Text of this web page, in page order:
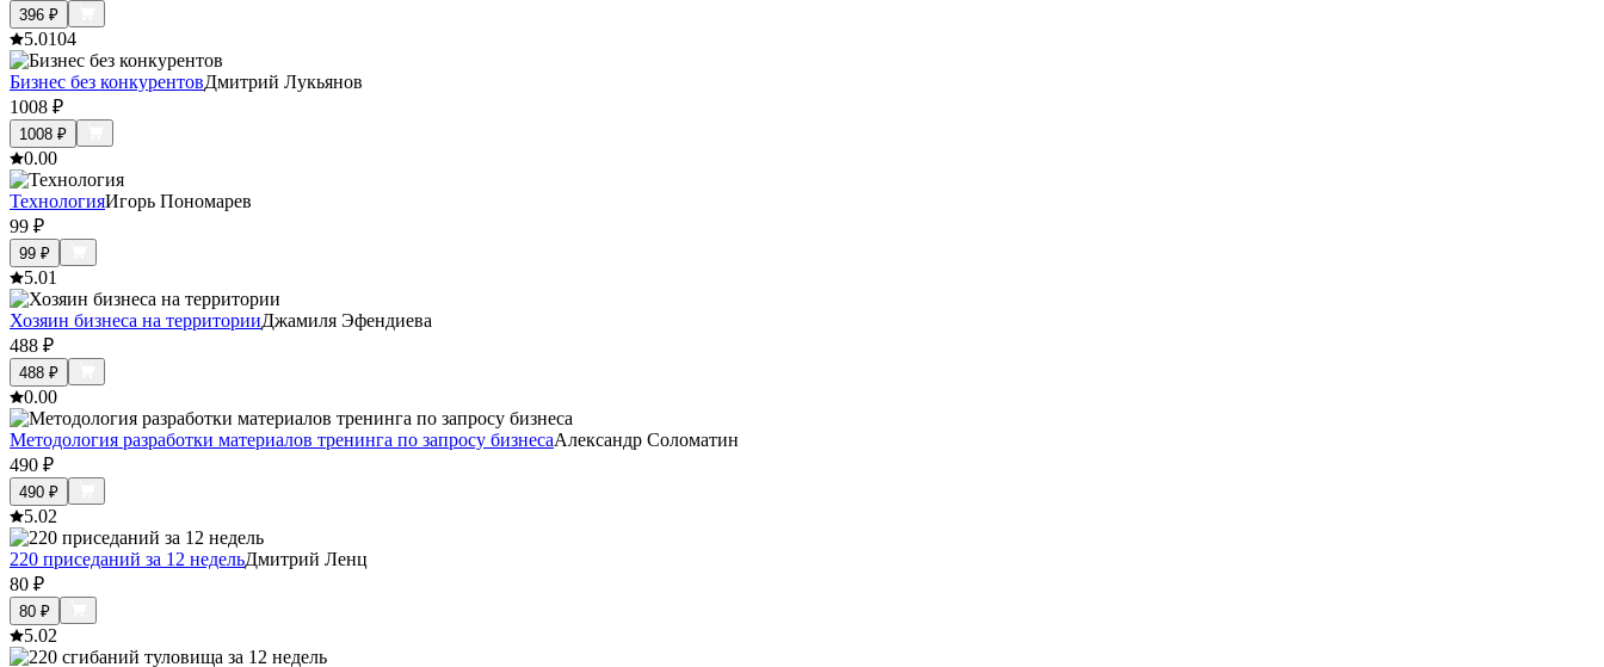
396 ₽
5.0104
Бизнес без конкурентовДмитрий Лукьянов
1008 ₽
1008 ₽
0.00
ТехнологияИгорь Пономарев
99 ₽
99 ₽
5.01
Хозяин бизнеса на территорииДжамиля Эфендиева
488 ₽
488 ₽
0.00
Методология разработки материалов тренинга по запросу бизнесаАлександр Соломатин
490 ₽
490 ₽
5.02
220 приседаний за 12 недельДмитрий Ленц
80 ₽
80 ₽
5.02